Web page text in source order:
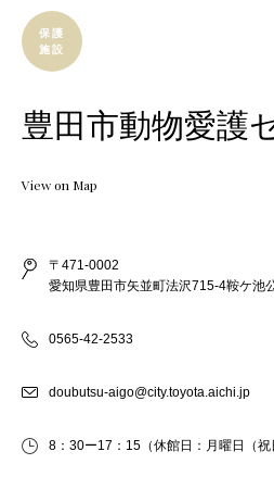
保護
施設
豊田市動物愛護
View on Map
〒471-0002
愛知県豊田市矢並町法沢715-4鞍ケ池
0565-42-2533
doubutsu-aigo@city.toyota.aichi.jp
8：30ー17：15（休館日：月曜日（祝